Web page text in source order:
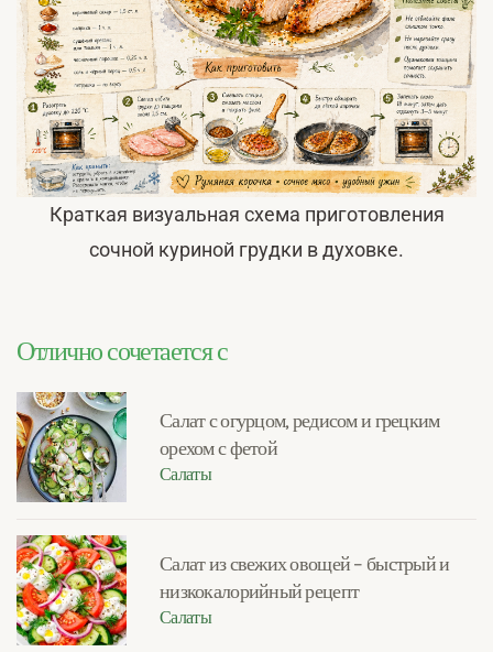
Краткая визуальная схема приготовления
сочной куриной грудки в духовке.
Отлично сочетается с
Салат с огурцом, редисом и грецким
орехом с фетой
Салаты
Салат из свежих овощей – быстрый и
низкокалорийный рецепт
Салаты